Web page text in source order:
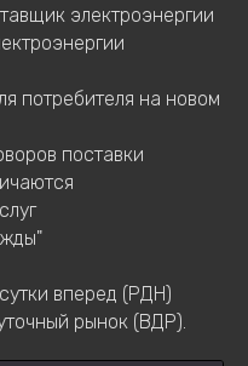
электроэнергии
потребителя на новом
поставки
вперед (РДН)
рынок (ВДР).